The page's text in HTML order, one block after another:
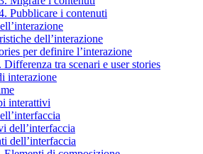
Pubblicare i contenuti
dell’interazione
per definire l’interazione
Differenza tra scenari e user stories
interazione
interattivi
dell’interfaccia
dell’interfaccia